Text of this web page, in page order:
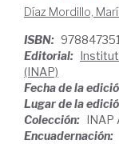
Díaz Mordillo,
ISBN:
Editorial:
(INAP)
Fecha de la
Lugar de la
Colección:
Encuadernación: